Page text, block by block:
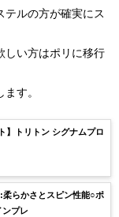
ルの方が確実にス
しい方はポリに移行
す。
】トリトン シグナムプロ
:柔らかさとスピン性能○ポ
ンプレ